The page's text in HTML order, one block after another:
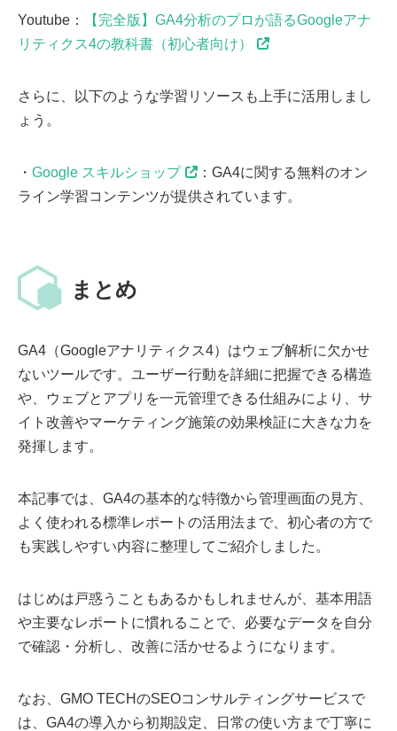
Youtube：
【完全版】GA4分析のプロが語るGoogleアナ
リティクス4の教科書（初心者向け）
さらに、以下のような学習リソースも上手に活用しまし
ょう。
・ Google スキルショップ
：GA4に関する無料のオン
ライン学習コンテンツが提供されています。
まとめ
GA4（Googleアナリティクス4）はウェブ解析に欠かせ
ないツールです。ユーザー行動を詳細に把握できる構造
や、ウェブとアプリを一元管理できる仕組みにより、サ
イト改善やマーケティング施策の効果検証に大きな力を
発揮します。
本記事では、GA4の基本的な特徴から管理画面の見方、
よく使われる標準レポートの活用法まで、初心者の方で
も実践しやすい内容に整理してご紹介しました。
はじめは戸惑うこともあるかもしれませんが、基本用語
や主要なレポートに慣れることで、必要なデータを自分
で確認・分析し、改善に活かせるようになります。
なお、GMO TECHのSEOコンサルティングサービスで
は、GA4の導入から初期設定、日常の使い方まで丁寧に